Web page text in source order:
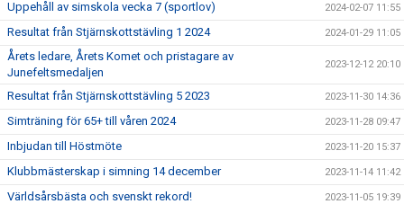
Uppehåll av simskola vecka 7 (sportlov) 2024-02-07 11:55
Resultat från Stjärnskottstävling 1 2024 2024-01-29 11:05
Årets ledare, Årets Komet och pristagare av
Junefeltsmedaljen
2023-12-12 20:10
Resultat från Stjärnskottstävling 5 2023 2023-11-30 14:36
Simträning för 65+ till våren 2024 2023-11-28 09:47
Inbjudan till Höstmöte 2023-11-20 15:37
Klubbmästerskap i simning 14 december 2023-11-14 11:42
Världsårsbästa och svenskt rekord! 2023-11-05 19:39